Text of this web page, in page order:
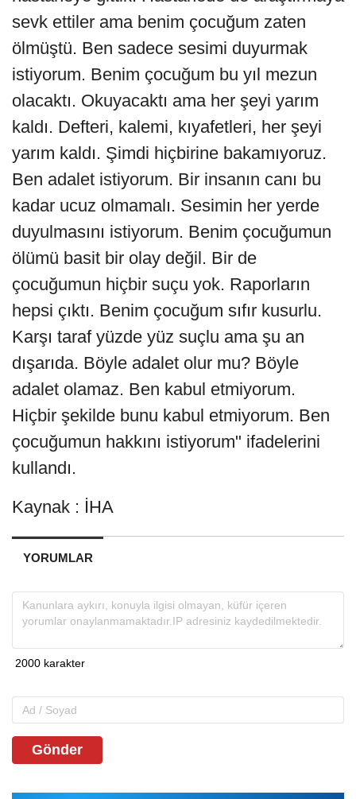
sevk ettiler ama benim çocuğum zaten
ölmüştü. Ben sadece sesimi duyurmak
istiyorum. Benim çocuğum bu yıl mezun
olacaktı. Okuyacaktı ama her şeyi yarım
kaldı. Defteri, kalemi, kıyafetleri, her şeyi
yarım kaldı. Şimdi hiçbirine bakamıyoruz.
Ben adalet istiyorum. Bir insanın canı bu
kadar ucuz olmamalı. Sesimin her yerde
duyulmasını istiyorum. Benim çocuğumun
ölümü basit bir olay değil. Bir de
çocuğumun hiçbir suçu yok. Raporların
hepsi çıktı. Benim çocuğum sıfır kusurlu.
Karşı taraf yüzde yüz suçlu ama şu an
dışarıda. Böyle adalet olur mu? Böyle
adalet olamaz. Ben kabul etmiyorum.
Hiçbir şekilde bunu kabul etmiyorum. Ben
çocuğumun hakkını istiyorum" ifadelerini
kullandı.
Kaynak : İHA
YORUMLAR
Gönder